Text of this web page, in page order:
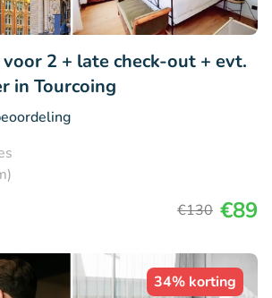
2 + late check-out + evt.
in Tourcoing
€130 €89
34% korting